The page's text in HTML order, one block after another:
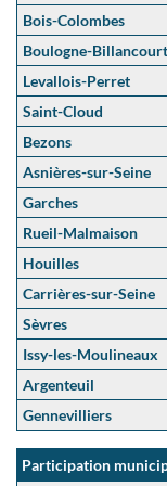
Bois-Colombes
Boulogne-Billancourt
Levallois-Perret
Saint-Cloud
Bezons
Asnières-sur-Seine
Garches
Rueil-Malmaison
Houilles
Carrières-sur-Seine
Sèvres
Issy-les-Moulineaux
Argenteuil
Gennevilliers
Participation